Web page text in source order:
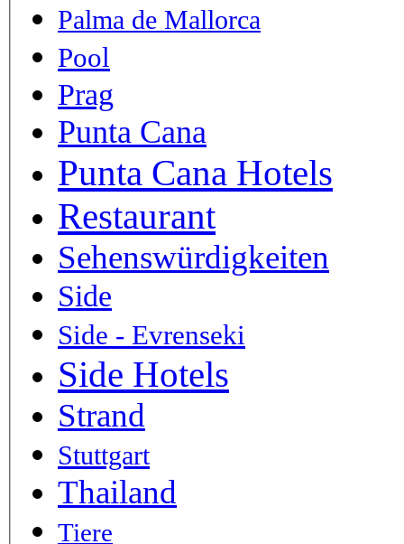
Palma de Mallorca
Pool
Prag
Punta Cana
Punta Cana Hotels
Restaurant
Sehenswürdigkeiten
Side
Side - Evrenseki
Side Hotels
Strand
Stuttgart
Thailand
Tiere